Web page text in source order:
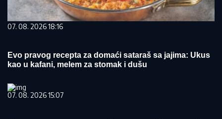
07. 08. 2026 18:16
Evo pravog recepta za domaći sataraš sa jajima: Ukus
kao u kafani, melem za stomak i dušu
07. 08. 2026 15:07